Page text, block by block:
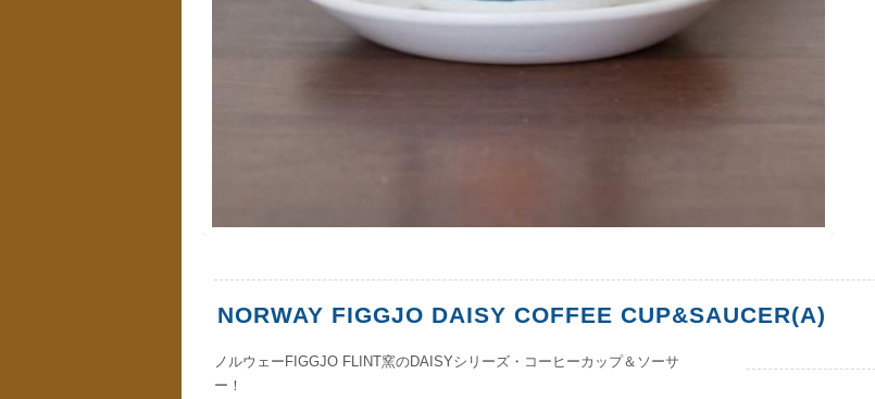
NORWAY FIGGJO DAISY COFFEE CUP&SAUCER(A)
ノルウェーFIGGJO FLINT窯のDAISYシリーズ・コーヒーカップ＆ソーサ
ー！